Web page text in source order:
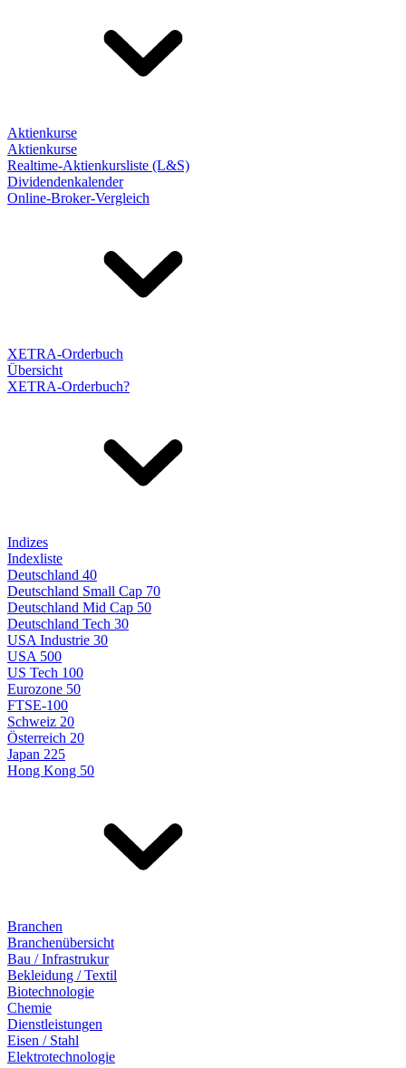
Aktienkurse
Aktienkurse
Realtime-Aktienkursliste (L&S)
Dividendenkalender
Online-Broker-Vergleich
XETRA-Orderbuch
Übersicht
XETRA-Orderbuch?
Indizes
Indexliste
Deutschland 40
Deutschland Small Cap 70
Deutschland Mid Cap 50
Deutschland Tech 30
USA Industrie 30
USA 500
US Tech 100
Eurozone 50
FTSE-100
Schweiz 20
Österreich 20
Japan 225
Hong Kong 50
Branchen
Branchenübersicht
Bau / Infrastrukur
Bekleidung / Textil
Biotechnologie
Chemie
Dienstleistungen
Eisen / Stahl
Elektrotechnologie